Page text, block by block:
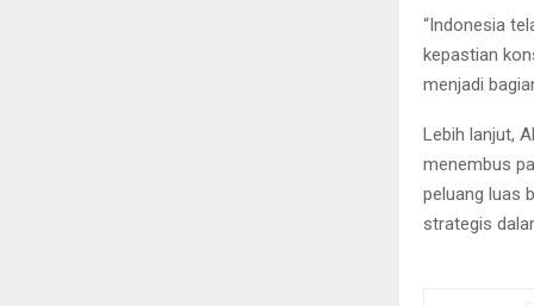
“Indonesia
kepastian
menjadi
Lebih lanjut,
menembus
peluang luas
strategis